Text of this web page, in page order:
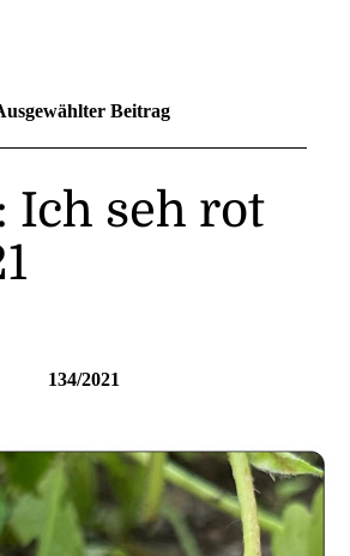
Beitrag
Ich seh rot
134/2021